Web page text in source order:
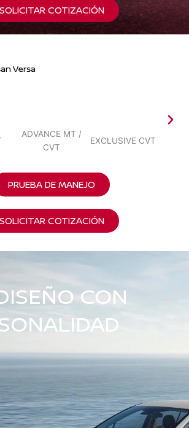
SOLICITAR COTIZACIÓN
Versa
ADVANCE MT /
CVT
EXCLUSIVE CVT
PRUEBA DE MANEJO
SOLICITAR COTIZACIÓN
CON